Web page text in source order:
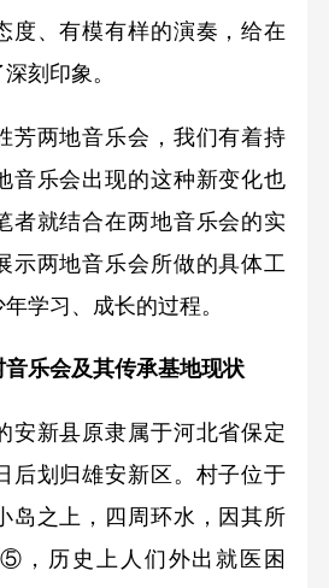
度、有模有样的演奏，给在
刻印象。
两地音乐会，我们有着持
音乐会出现的这种新变化也
者就结合在两地音乐会的实
示两地音乐会所做的具体工
学习、成长的过程。
音乐会及其传承基地现状
新县原隶属于河北省保定
后划归雄安新区。村子位于
岛之上，四周环水，因其所
，历史上人们外出就医困